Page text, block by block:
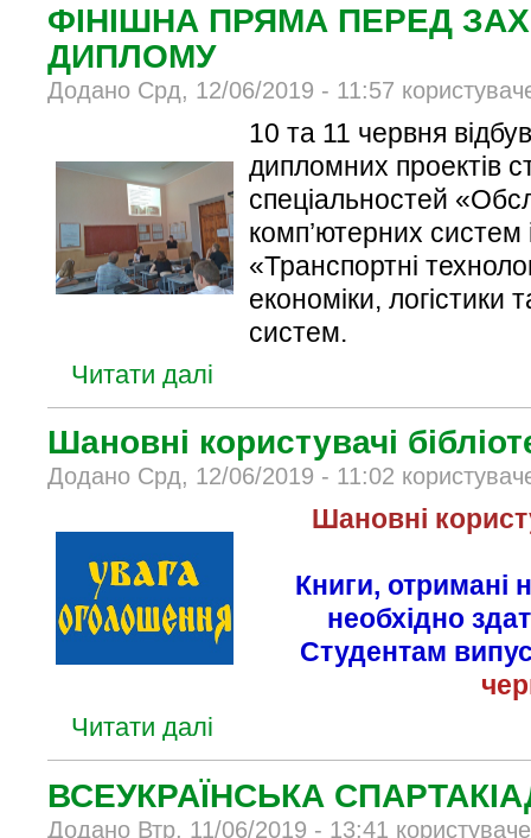
ФІНІШНА ПРЯМА ПЕРЕД
ДИПЛОМУ
Додано Срд, 12/06/2019 - 11:57
10 та 11 червня
дипломних проектів
спеціальностей
комп’ютерних систем
«Транспортні
економіки, логістики
систем.
Читати далі
Шановні користувачі
Додано Срд, 12/06/2019 - 11:02
Шановні
Книги, отримані
необхідно
Студентам
Читати далі
ВСЕУКРАЇНСЬКА
Додано Втр, 11/06/2019 - 13:41